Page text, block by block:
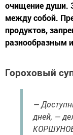
очищение души.
между собой.
продуктов,
разнообразным
Гороховый
—
дней, —